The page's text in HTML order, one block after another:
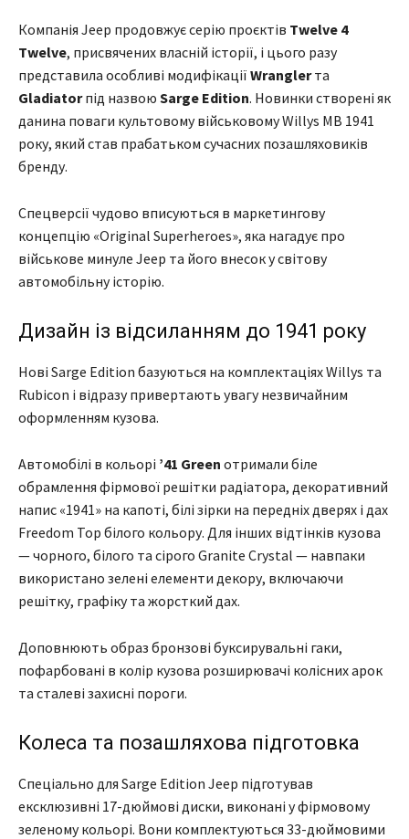
Компанія Jeep продовжує серію проєктів Twelve 4
Twelve, присвячених власній історії, і цього разу
представила особливі модифікації Wranglerта
Gladiatorпід назвою Sarge Edition. Новинки створені як
данина поваги культовому військовому Willys MB 1941
року, який став прабатьком сучасних позашляховиків
бренду.
Спецверсії чудово вписуються в маркетингову
концепцію «Original Superheroes», яка нагадує про
військове минуле Jeep та його внесок у світову
автомобільну історію.
Дизайн із відсиланням до 1941 року
Нові Sarge Edition базуються на комплектаціях Willys та
Rubicon і відразу привертають увагу незвичайним
оформленням кузова.
Автомобілі в кольорі ’41 Green отримали біле
обрамлення фірмової решітки радіатора, декоративний
напис «1941» на капоті, білі зірки на передніх дверях і дах
Freedom Top білого кольору. Для інших відтінків кузова
— чорного, білого та сірого Granite Crystal — навпаки
використано зелені елементи декору, включаючи
решітку, графіку та жорсткий дах.
Доповнюють образ бронзові буксирувальні гаки,
пофарбовані в колір кузова розширювачі колісних арок
та сталеві захисні пороги.
Колеса та позашляхова підготовка
Спеціально для Sarge Edition Jeep підготував
ексклюзивні 17-дюймові диски, виконані у фірмовому
зеленому кольорі. Вони комплектуються 33-дюймовими